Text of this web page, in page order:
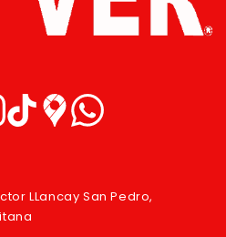
LLancay San Pedro,